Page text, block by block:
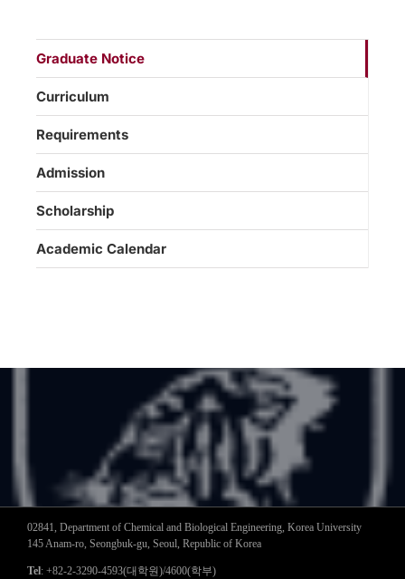
Graduate Notice
Curriculum
Requirements
Admission
Scholarship
Academic Calendar
02841, Department of Chemical and Biological Engineering, Korea University
145 Anam-ro, Seongbuk-gu, Seoul, Republic of Korea
Tel: +82-2-3290-4593(대학원)/4600(학부)